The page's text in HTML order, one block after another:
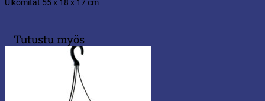
Ulkomitat 55 x 18 x 17 cm
Tutustu myös